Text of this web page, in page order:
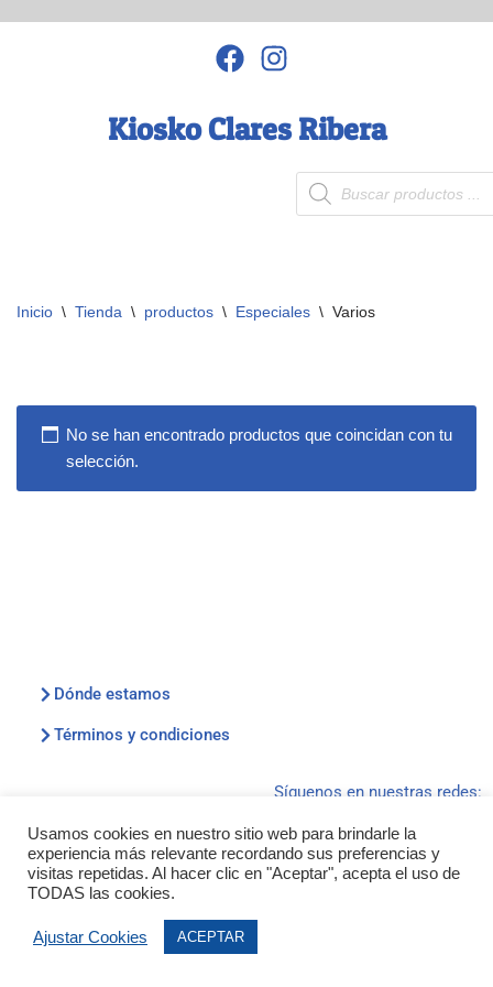
Kiosko Clares Ribera
Inicio \ Tienda \ productos \ Especiales \ Varios
No se han encontrado productos que coincidan con tu
selección.
Dónde estamos
Términos y condiciones
Síguenos en nuestras redes:
derechos reservados
Usamos cookies en nuestro sitio web para brindarle la
experiencia más relevante recordando sus preferencias y
visitas repetidas. Al hacer clic en "Aceptar", acepta el uso de
TODAS las cookies.
Ajustar Cookies ACEPTAR